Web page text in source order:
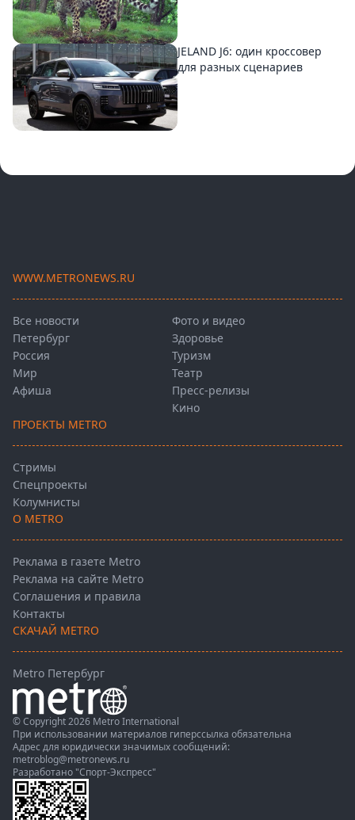
JELAND J6: один кроссовер
для разных сценариев
WWW.METRONEWS.RU
Все новости
Петербург
Россия
Мир
Афиша
Фото и видео
Здоровье
Туризм
Театр
Пресс-релизы
Кино
ПРОЕКТЫ METRO
Стримы
Спецпроекты
Колумнисты
О METRO
Реклама в газете Metro
Реклама на сайте Metro
Соглашения и правила
Контакты
СКАЧАЙ METRO
Metro Петербург
© Copyright 2026 Metro International
При использовании материалов гиперссылка обязательна
Адрес для юридически значимых сообщений:
metroblog@metronews.ru
Разработано "Спорт-Экспресс"